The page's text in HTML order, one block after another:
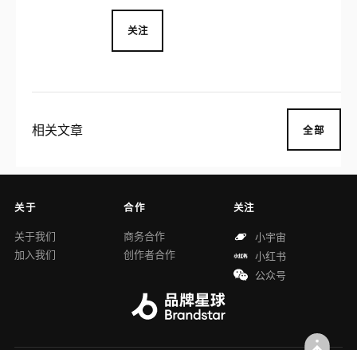
关注
相关文章 全部
关于
关于我们
加入我们
合作
商务合作
创作者合作
关注
小宇宙
小红书
公众号